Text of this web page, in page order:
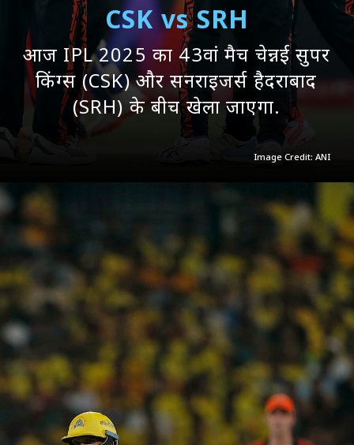
Image Credit: ANI
CSK vs SRH
आज IPL 2025 का 43वां मैच चेन्नई सुपर
किंग्स (CSK) और सनराइजर्स हैदराबाद
(SRH) के बीच खेला जाएगा.